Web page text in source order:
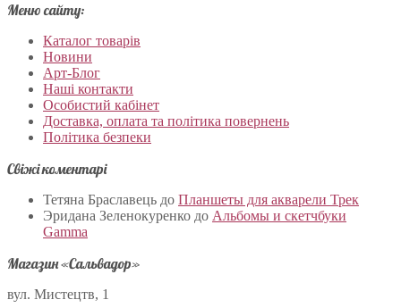
Меню сайту:
Каталог товарів
Новини
Арт-Блог
Наші контакти
Особистий кабінет
Доставка, оплата та політика повернень
Політика безпеки
Свіжі коментарі
Тетяна Браславець до Планшеты для акварели Трек
Эридана Зеленокуренко до Альбомы и скетчбуки
Gamma
Магазин «Сальвадор»
вул. Мистецтв, 1